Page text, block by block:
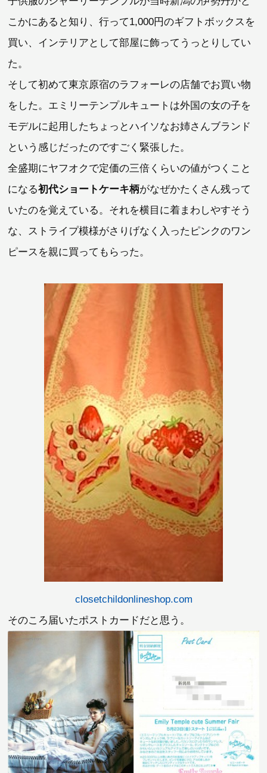
こかにあると知り、行って1,000円のギフトボックスを
買い、インテリアとして部屋に飾ってうっとりしてい
た。
そして初めて東京原宿のラフォーレの店舗でお買い物
をした。エミリーテンプルキュートは外国の女の子を
モデルに起用したちょっとハイソなお姉さんブランド
という感じだったのですごく緊張した。
全盛期にヤフオクで定価の三倍くらいの値がつくこと
になる初代ショートケーキ柄がなぜかたくさん残って
いたのを覚えている。それを横目に着まわしやすそう
な、ストライプ模様がさりげなく入ったピンクのワン
ピースを親に買ってもらった。
closetchildonlineshop.com
そのころ届いたポストカードだと思う。